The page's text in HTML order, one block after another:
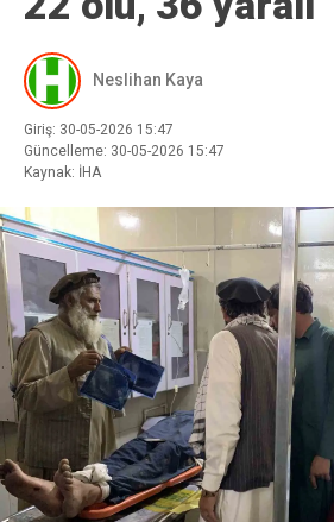
Neslihan Kaya
Giriş: 30-05-2026 15:47
Güncelleme: 30-05-2026 15:47
Kaynak: İHA